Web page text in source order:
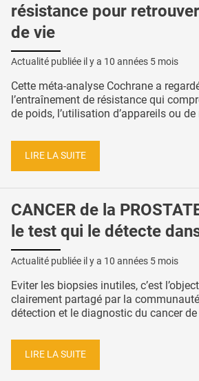
résistance pour
de vie
Actualité publiée il y a 10 années 5 mois
Cette méta-analyse Cochrane a
l’entraînement de résistance qui
de poids, l’utilisation d’appareils ou
LIRE LA SUITE
CANCER de la
le test qui le détecte
Actualité publiée il y a 10 années 5 mois
Eviter les biopsies inutiles, c’est
clairement partagé par la
détection et le diagnostic du cancer de
LIRE LA SUITE